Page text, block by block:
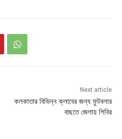
Next article
কলকাতার বিভিন্ন ক্লাবের জন্য ফুটবলার
বাছতে জেলায় শিবির